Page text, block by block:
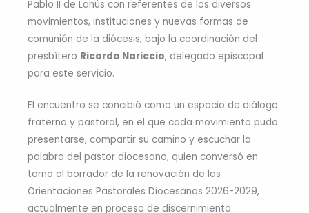
Pablo II de Lanús con referentes de los diversos
movimientos, instituciones y nuevas formas de
comunión de la diócesis, bajo la coordinación del
presbítero Ricardo Nariccio, delegado episcopal
para este servicio.
El encuentro se concibió como un espacio de diálogo
fraterno y pastoral, en el que cada movimiento pudo
presentarse, compartir su camino y escuchar la
palabra del pastor diocesano, quien conversó en
torno al borrador de la renovación de las
Orientaciones Pastorales Diocesanas 2026-2029,
actualmente en proceso de discernimiento.